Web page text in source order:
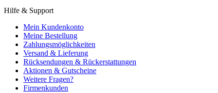
Hilfe & Support
Mein Kundenkonto
Meine Bestellung
Zahlungsmöglichkeiten
Versand & Lieferung
Rücksendungen & Rückerstattungen
Aktionen & Gutscheine
Weitere Fragen?
Firmenkunden